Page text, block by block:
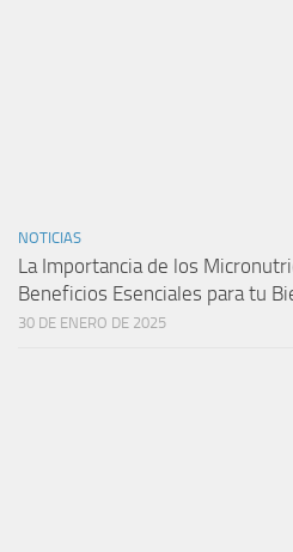
NOTICIAS
La Importancia de los
Beneficios Esenciales para tu
30 DE ENERO DE 2025